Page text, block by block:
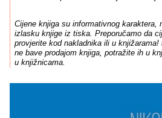
Cijene knjiga su informativnog karaktera,
izlasku knjige iz tiska. Preporučamo da
provjerite kod nakladnika ili u
ne bave prodajom knjiga, potražite ih u
u knjižnicama.